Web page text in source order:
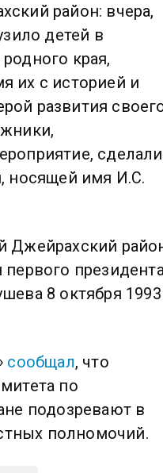
район: вчера,
детей в
края,
их с историей и
развития
сделали
носящей имя И.С.
Джейрахский
8 октября 1993
сообщал, что
по
подозревают в
полномочий.